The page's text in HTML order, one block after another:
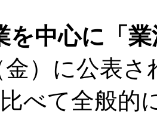
を中心に「
）に公表さ
べて全般的